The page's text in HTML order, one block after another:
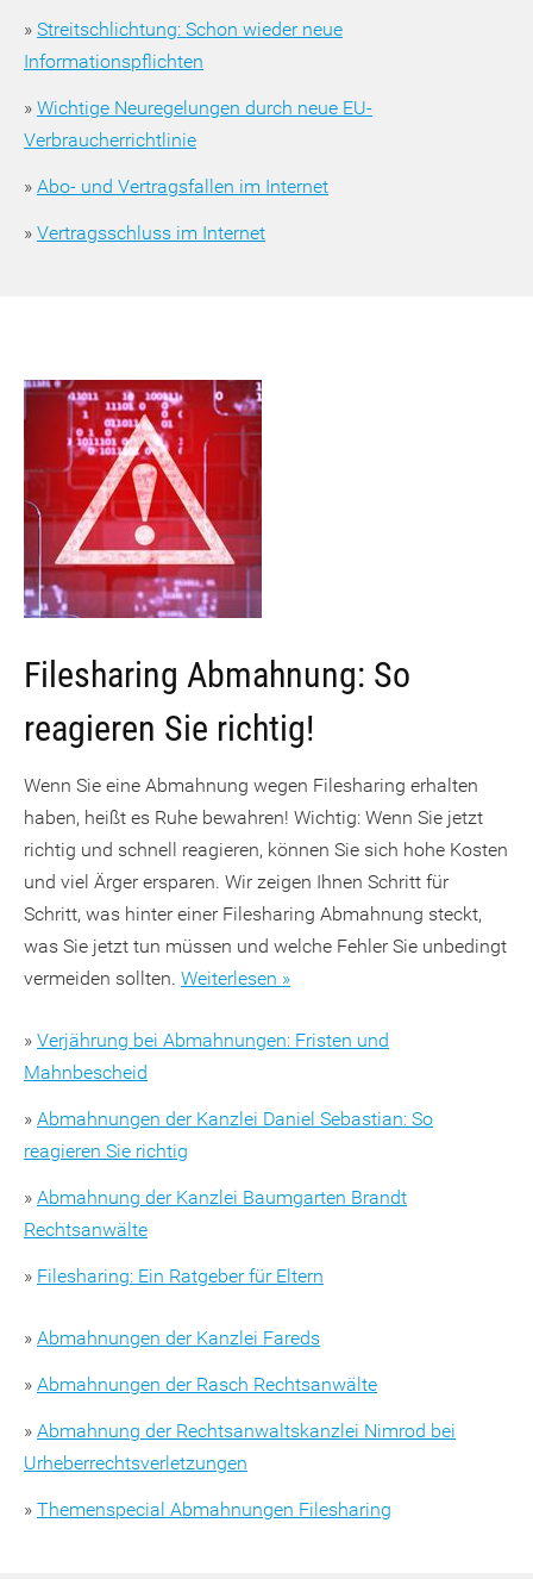
» Streitschlichtung: Schon wieder neue
Informationspflichten
» Wichtige Neuregelungen durch neue EU-
Verbraucherrichtlinie
» Abo- und Vertragsfallen im Internet
» Vertragsschluss im Internet
Filesharing Abmahnung: So
reagieren Sie richtig!
Wenn Sie eine Abmahnung wegen Filesharing erhalten
haben, heißt es Ruhe bewahren! Wichtig: Wenn Sie jetzt
richtig und schnell reagieren, können Sie sich hohe Kosten
und viel Ärger ersparen. Wir zeigen Ihnen Schritt für
Schritt, was hinter einer Filesharing Abmahnung steckt,
was Sie jetzt tun müssen und welche Fehler Sie unbedingt
vermeiden sollten. Weiterlesen »
» Verjährung bei Abmahnungen: Fristen und
Mahnbescheid
» Abmahnungen der Kanzlei Daniel Sebastian: So
reagieren Sie richtig
» Abmahnung der Kanzlei Baumgarten Brandt
Rechtsanwälte
» Filesharing: Ein Ratgeber für Eltern
» Abmahnungen der Kanzlei Fareds
» Abmahnungen der Rasch Rechtsanwälte
» Abmahnung der Rechtsanwaltskanzlei Nimrod bei
Urheberrechtsverletzungen
» Themenspecial Abmahnungen Filesharing